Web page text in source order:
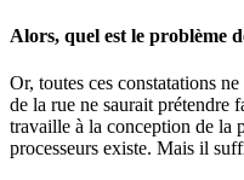
Alors, quel est le problème
Or, toutes ces constatations
de la rue ne saurait prétendre
travaille à la conception de la
processeurs existe. Mais il